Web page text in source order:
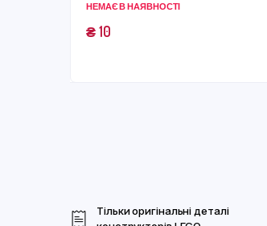
НЕМАЄ В НАЯВНОСТІ
₴10
Тільки оригінальні деталі